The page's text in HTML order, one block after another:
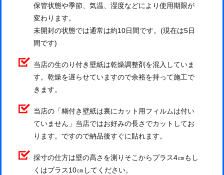
保管状態や季節、気温、湿度などにより使用期限が
変わります。
未開封の状態では通常は約10日間です。(現在は5日
間です)
当店の生のり付き壁紙は乾燥調整剤を混入していま
す。乾燥を遅らせていますので余裕を持って施工で
きます。
当店の「糊付き壁紙は裏にカット用フィルムは付い
ていません」当店ではお好みの長さでカットしてお
ります。ですので納品後すぐに貼れます。
採寸の仕方は壁の高さを測りそこからプラス4㎝もし
くはプラス10㎝してください。